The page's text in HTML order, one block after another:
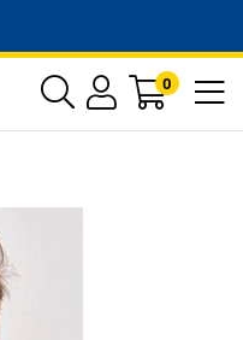
0